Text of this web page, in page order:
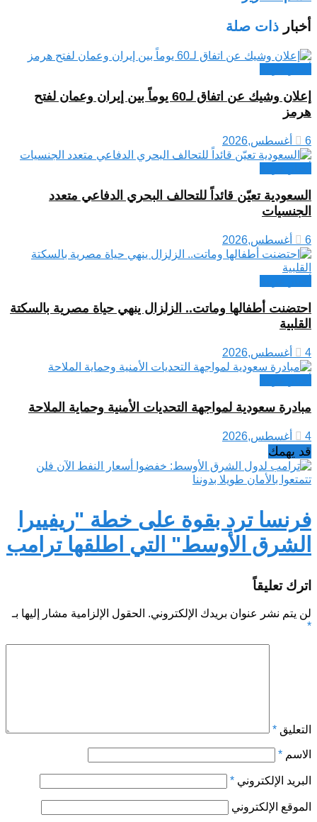
أخبار ذات صلة
إعلان وشيك عن اتفاق لـ60 يوماً بين إيران وعمان لفتح
هرمز
6 أغسطس,2026
السعودية تعيّن قائداً للتحالف البحري الدفاعي متعدد
الجنسيات
6 أغسطس,2026
احتضنت أطفالها وماتت.. الزلزال ينهي حياة مصرية بالسكتة
القلبية
4 أغسطس,2026
مبادرة سعودية لمواجهة التحديات الأمنية وحماية الملاحة
4 أغسطس,2026
قد يهمك
فرنسا ترد بقوة على خطة "ريفييرا
الشرق الأوسط" التي اطلقها ترامب
اترك تعليقاً
لن يتم نشر عنوان بريدك الإلكتروني. الحقول الإلزامية مشار إليها بـ
*
التعليق *
الاسم *
البريد الإلكتروني *
الموقع الإلكتروني